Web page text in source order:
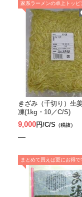
きざみ（千切り）生
凍(1kg・10／C/S)
9,000円/C/S （税抜）
まとめて買えば更にお得で